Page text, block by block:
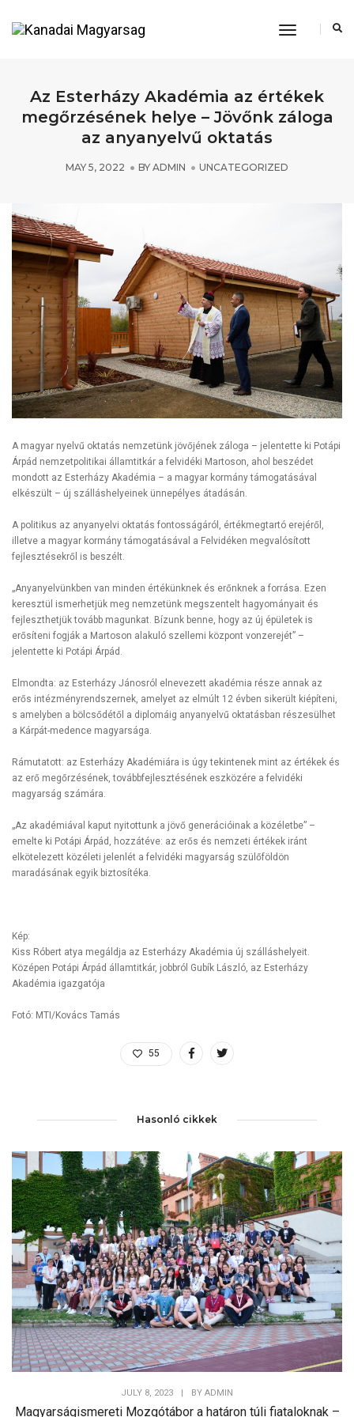
Toggle
Az Esterházy Akadémia az értékek
megőrzésének helye – Jövőnk záloga
az anyanyelvű oktatás
MAY 5, 2022 BY ADMIN UNCATEGORIZED
A magyar nyelvű oktatás nemzetünk jövőjének záloga – jelentette ki Potápi
Árpád nemzetpolitikai államtitkár a felvidéki Martoson, ahol beszédet
mondott az Esterházy Akadémia – a magyar kormány támogatásával
elkészült – új szálláshelyeinek ünnepélyes átadásán.
A politikus az anyanyelvi oktatás fontosságáról, értékmegtartó erejéről,
illetve a magyar kormány támogatásával a Felvidéken megvalósított
fejlesztésekről is beszélt.
„Anyanyelvünkben van minden értékünknek és erőnknek a forrása. Ezen
keresztül ismerhetjük meg nemzetünk megszentelt hagyományait és
fejleszthetjük tovább magunkat. Bízunk benne, hogy az új épületek is
erősíteni fogják a Martoson alakuló szellemi központ vonzerejét” –
jelentette ki Potápi Árpád.
Elmondta: az Esterházy Jánosról elnevezett akadémia része annak az
erős intézményrendszernek, amelyet az elmúlt 12 évben sikerült kiépíteni,
s amelyben a bölcsődétől a diplomáig anyanyelvű oktatásban részesülhet
a Kárpát-medence magyarsága.
Rámutatott: az Esterházy Akadémiára is úgy tekintenek mint az értékek és
az erő megőrzésének, továbbfejlesztésének eszközére a felvidéki
magyarság számára.
„Az akadémiával kaput nyitottunk a jövő generációinak a közéletbe” –
emelte ki Potápi Árpád, hozzátéve: az erős és nemzeti értékek iránt
elkötelezett közéleti jelenlét a felvidéki magyarság szülőföldön
maradásának egyik biztosítéka.
Kép:
Kiss Róbert atya megáldja az Esterházy Akadémia új szálláshelyeit.
Középen Potápi Árpád államtitkár, jobbról Gubík László, az Esterházy
Akadémia igazgatója
Fotó: MTI/Kovács Tamás
55
Hasonló cikkek
JULY 8, 2023 | BY ADMIN
Magyarságismereti Mozgótábor a határon túli fiataloknak –